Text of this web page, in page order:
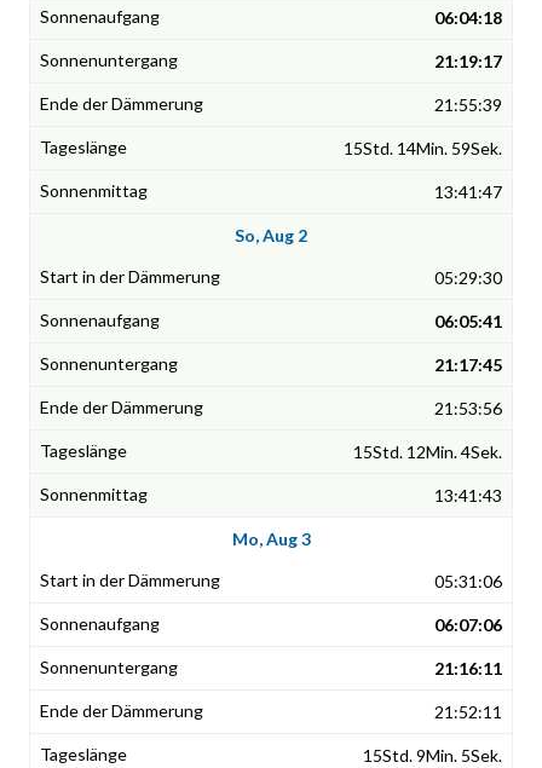
06:04:18
21:19:17
21:55:39
15Std. 14Min. 59Sek.
13:41:47
So, Aug 2
05:29:30
06:05:41
21:17:45
21:53:56
15Std. 12Min. 4Sek.
13:41:43
Mo, Aug 3
05:31:06
06:07:06
21:16:11
21:52:11
15Std. 9Min. 5Sek.